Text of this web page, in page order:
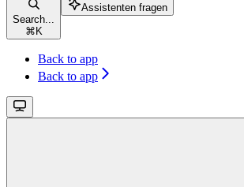
Search...
⌘ K
Assistenten fragen
Back to app
Back to app